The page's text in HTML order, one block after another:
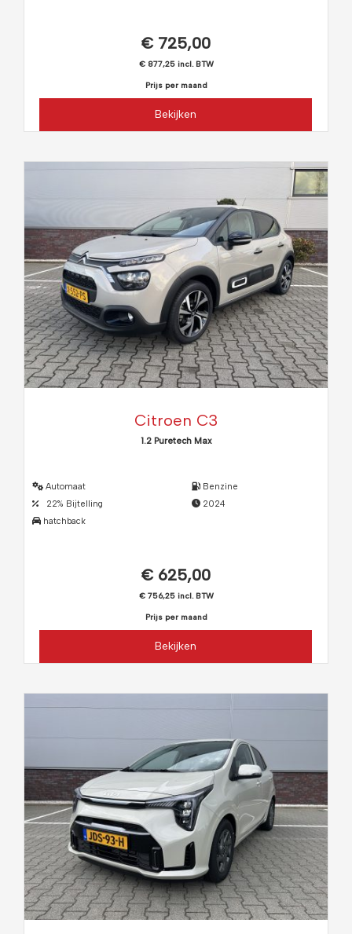
€ 725,00
€ 877,25 incl. BTW
Prijs per maand
Bekijken
Citroen C3
1.2 Puretech Max
Automaat
22% Bijtelling
hatchback
Benzine
2024
€ 625,00
€ 756,25 incl. BTW
Prijs per maand
Bekijken